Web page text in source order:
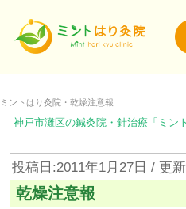
ミントはり灸院・乾燥注意報
神戸市灘区の鍼灸院・針治療「ミン
投稿日:2011年1月27日 / 更
乾燥注意報